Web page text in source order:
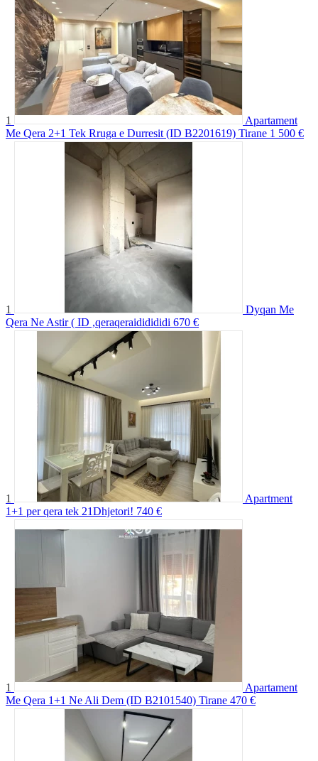
1
Apartament
Me Qera 2+1 Tek Rruga e Durresit (ID B2201619) Tirane 1 500 €
1
Dyqan Me
Qera Ne Astir ( ID ,qeraqeraididididi 670 €
1
Apartment
1+1 per qera tek 21Dhjetori! 740 €
1
Apartament
Me Qera 1+1 Ne Ali Dem (ID B2101540) Tirane 470 €